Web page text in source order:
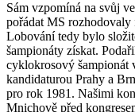
Sám vzpomíná na svůj
pořádat MS rozhodovaly
Lobování tedy bylo
šampionáty získat.
cyklokrosový šampionát
kandidaturou Prahy a
pro rok 1981. Našimi
Mnichově před